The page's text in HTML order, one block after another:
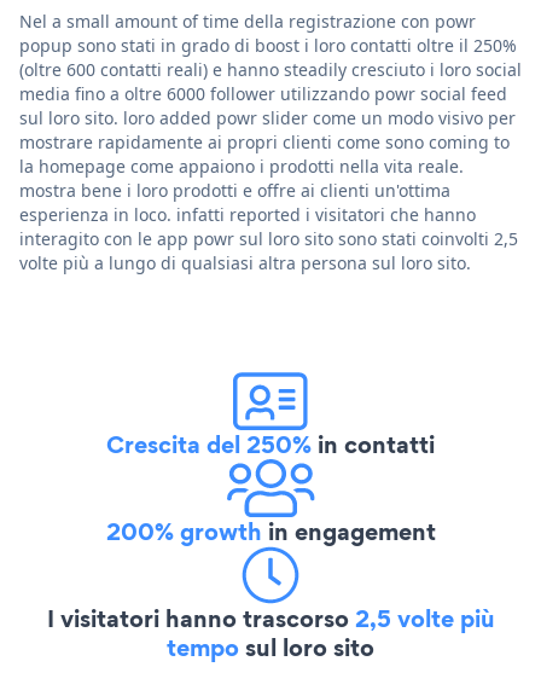
Nel a small amount of time della registrazione con powr
popup sono stati in grado di boost i loro contatti oltre il 250%
(oltre 600 contatti reali) e hanno steadily cresciuto i loro social
media fino a oltre 6000 follower utilizzando powr social feed
sul loro sito. loro added powr slider come un modo visivo per
mostrare rapidamente ai propri clienti come sono coming to
la homepage come appaiono i prodotti nella vita reale.
mostra bene i loro prodotti e offre ai clienti un'ottima
esperienza in loco. infatti reported i visitatori che hanno
interagito con le app powr sul loro sito sono stati coinvolti 2,5
volte più a lungo di qualsiasi altra persona sul loro sito.
Crescita del 250% in contatti
200% growth in engagement
I visitatori hanno trascorso2,5 volte più
temposul loro sito